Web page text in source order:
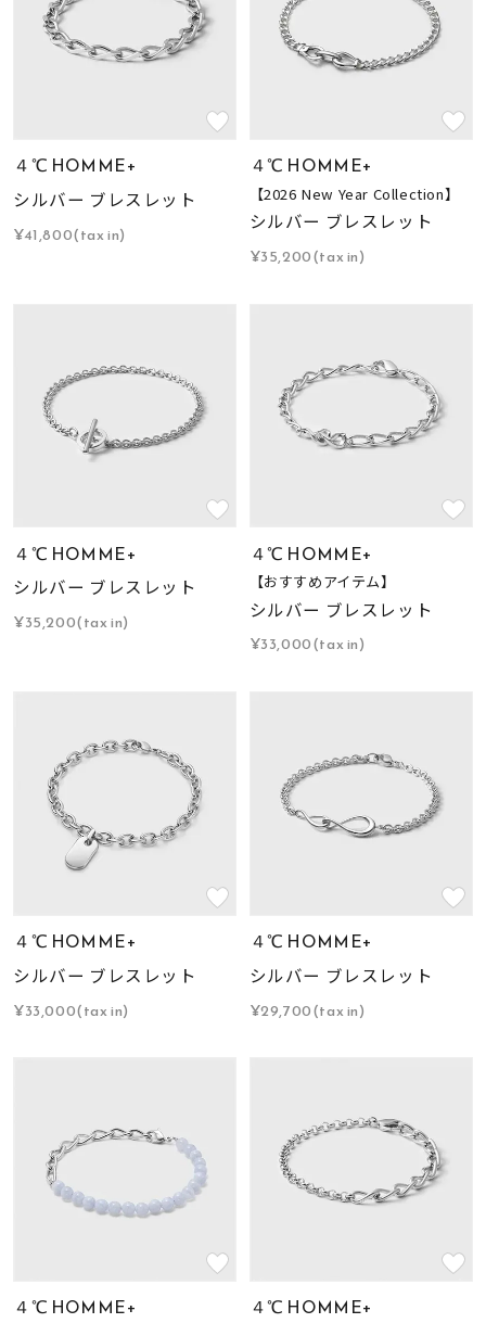
４℃ HOMME+
シルバー ブレスレット
¥41,800(tax in)
４℃ HOMME+
【2026 New Year Collection】
シルバー ブレスレット
¥35,200(tax in)
４℃ HOMME+
シルバー ブレスレット
¥35,200(tax in)
４℃ HOMME+
【おすすめアイテム】
シルバー ブレスレット
¥33,000(tax in)
４℃ HOMME+
シルバー ブレスレット
¥33,000(tax in)
４℃ HOMME+
シルバー ブレスレット
¥29,700(tax in)
４℃ HOMME+ ４℃ HOMME+